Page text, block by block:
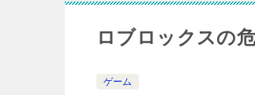
ロブロックスの
ゲーム